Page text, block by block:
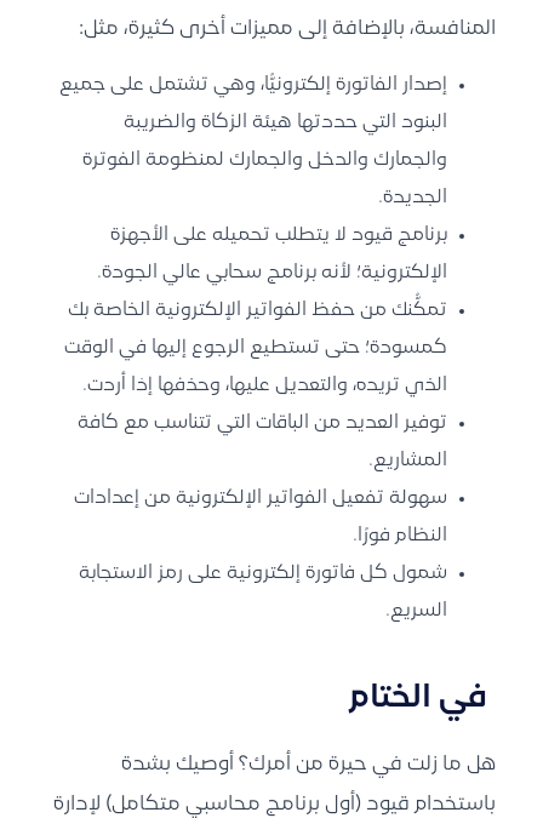
المنافسة، بالإضافة إلى مميزات أخرى كثيرة، مثل:
إصدار الفاتورة إلكترونيًّا، وهي تشتمل على جميع
البنود التي حددتها هيئة الزكاة والضريبة
والجمارك والدخل والجمارك لمنظومة الفوترة
الجديدة.
برنامج قيود لا يتطلب تحميله على الأجهزة
الإلكترونية؛ لأنه برنامج سحابي عالي الجودة.
تمكُّنك من حفظ الفواتير الإلكترونية الخاصة بك
كمسودة؛ حتى تستطيع الرجوع إليها في الوقت
الذي تريده، والتعديل عليها، وحذفها إذا أردت.
توفير العديد من الباقات التي تتناسب مع كافة
المشاريع.
سهولة تفعيل الفواتير الإلكترونية من إعدادات
النظام فورًا.
شمول كل فاتورة إلكترونية على رمز الاستجابة
السريع.
في الختام
هل ما زلت في حيرة من أمرك؟ أوصيك بشدة
باستخدام قيود (أول برنامج محاسبي متكامل) لإدارة